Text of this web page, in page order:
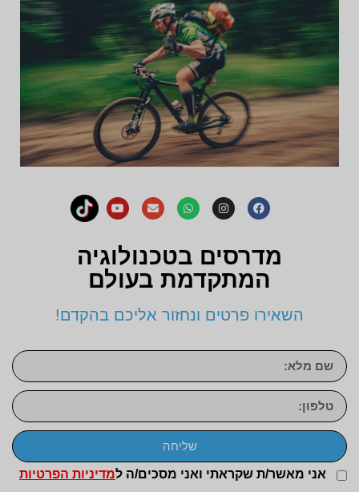
מדרסים בטכנולוגיה
המתקדמת בעולם
השאירו פרטים ונחזור אליכם בהקדם!
אני מאשר/ת שקראתי ואני מסכים/ה למדיניות הפרטיות
שליחה